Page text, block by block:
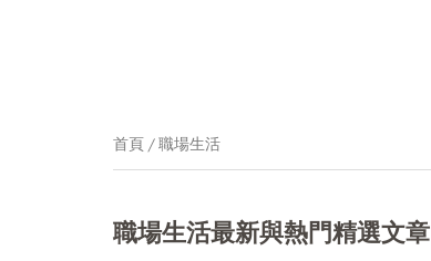
首頁 職場生活
職場生活最新與熱門精選文章